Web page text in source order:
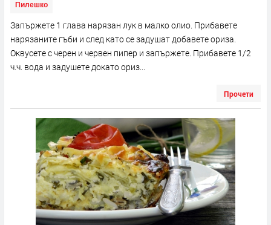
Пилешко
Запържете 1 глава нарязан лук в малко олио. Прибавете
нарязаните гъби и след като се задушат добавете ориза.
Оквусете с черен и червен пипер и запържете. Прибавете 1/2
ч.ч. вода и задушете докато ориз...
Прочети